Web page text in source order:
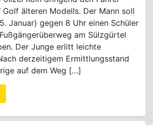
Golf älteren Modells. Der Mann soll
Januar) gegen 8 Uhr einen Schüler
am Sülzgürtel
Der Junge erlitt leichte
derzeitigem Ermittlungsstand
auf dem Weg […]